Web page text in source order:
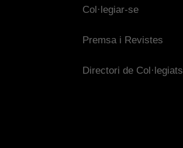
Col·legiar-se
Premsa i Revistes
Directori de Col·legiats